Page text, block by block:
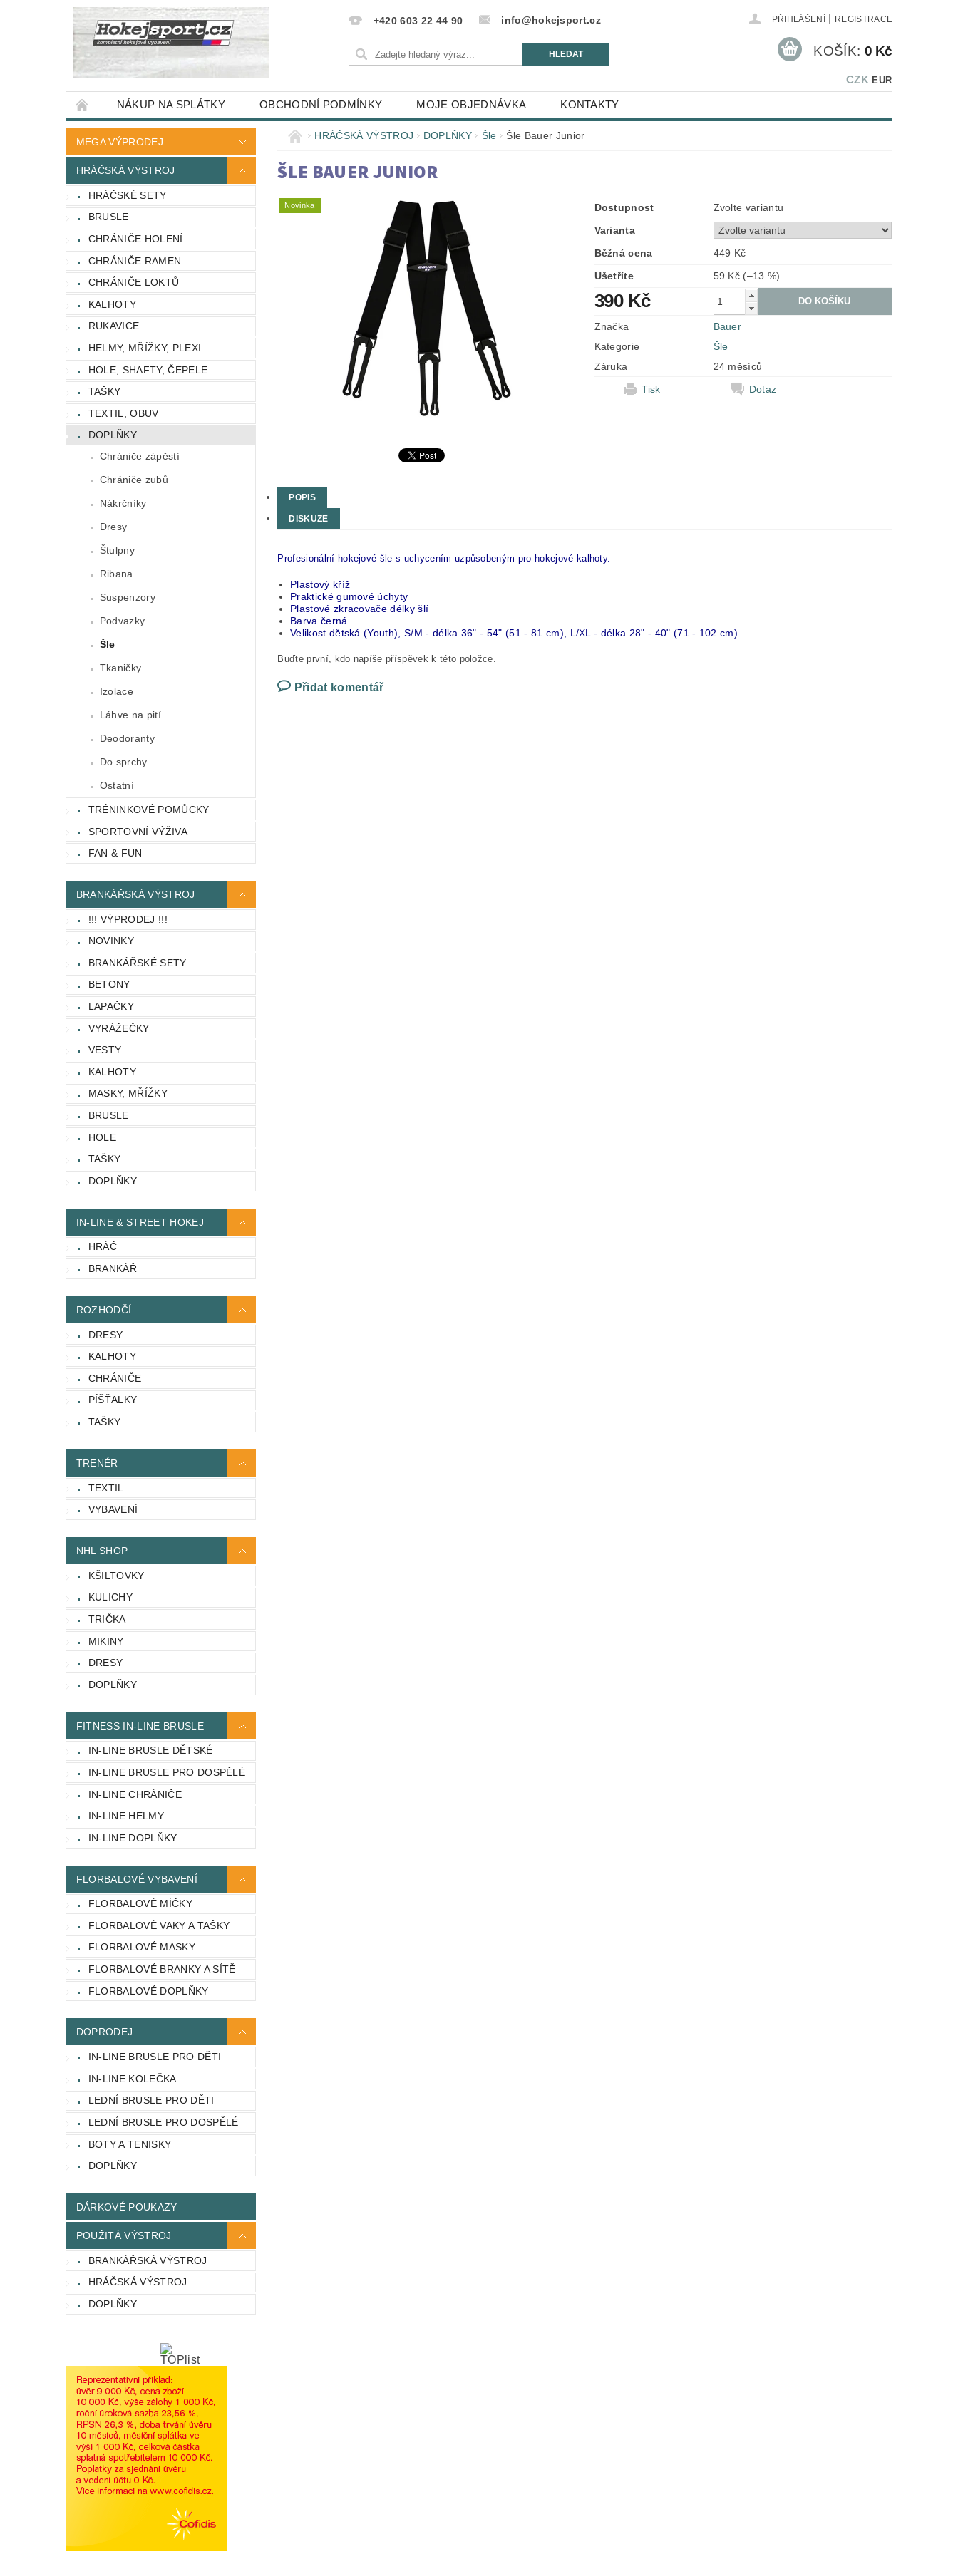
+420 603 22 44 90 info@hokejsport.cz PŘIHLÁŠENÍ REGISTRACE
CZK EUR
KOŠÍK: 0 Kč
NÁKUP NA SPLÁTKY OBCHODNÍ PODMÍNKY MOJE OBJEDNÁVKA KONTAKTY
MEGA VÝPRODEJ
HRÁČSKÁ VÝSTROJ
HRÁČSKÉ SETY
BRUSLE
CHRÁNIČE HOLENÍ
CHRÁNIČE RAMEN
CHRÁNIČE LOKTŮ
KALHOTY
RUKAVICE
HELMY, MŘÍŽKY, PLEXI
HOLE, SHAFTY, ČEPELE
TAŠKY
TEXTIL, OBUV
DOPLŇKY
Chrániče zápěstí
Chrániče zubů
Nákrčníky
Dresy
Štulpny
Ribana
Suspenzory
Podvazky
Šle
Tkaničky
Izolace
Láhve na pití
Deodoranty
Do sprchy
Ostatní
TRÉNINKOVÉ POMŮCKY
SPORTOVNÍ VÝŽIVA
FAN & FUN
BRANKÁŘSKÁ VÝSTROJ
!!! VÝPRODEJ !!!
NOVINKY
BRANKÁŘSKÉ SETY
BETONY
LAPAČKY
VYRÁŽEČKY
VESTY
KALHOTY
MASKY, MŘÍŽKY
BRUSLE
HOLE
TAŠKY
DOPLŇKY
IN-LINE & STREET HOKEJ
HRÁČ
BRANKÁŘ
ROZHODČÍ
DRESY
KALHOTY
CHRÁNIČE
PÍŠŤALKY
TAŠKY
TRENÉR
TEXTIL
VYBAVENÍ
NHL SHOP
KŠILTOVKY
KULICHY
TRIČKA
MIKINY
DRESY
DOPLŇKY
FITNESS IN-LINE BRUSLE
IN-LINE BRUSLE DĚTSKÉ
IN-LINE BRUSLE PRO DOSPĚLÉ
IN-LINE CHRÁNIČE
IN-LINE HELMY
IN-LINE DOPLŇKY
FLORBALOVÉ VYBAVENÍ
FLORBALOVÉ MÍČKY
FLORBALOVÉ VAKY A TAŠKY
FLORBALOVÉ MASKY
FLORBALOVÉ BRANKY A SÍTĚ
FLORBALOVÉ DOPLŇKY
DOPRODEJ
IN-LINE BRUSLE PRO DĚTI
IN-LINE KOLEČKA
LEDNÍ BRUSLE PRO DĚTI
LEDNÍ BRUSLE PRO DOSPĚLÉ
BOTY A TENISKY
DOPLŇKY
DÁRKOVÉ POUKAZY
POUŽITÁ VÝSTROJ
BRANKÁŘSKÁ VÝSTROJ
HRÁČSKÁ VÝSTROJ
DOPLŇKY
HRÁČSKÁ VÝSTROJ DOPLŇKY Šle Šle Bauer Junior
ŠLE BAUER JUNIOR
Novinka Dostupnost
Zvolte variantu
Varianta
Běžná cena
449 Kč
Ušetříte
59 Kč (–13 %)
390 Kč
Značka
Bauer
Kategorie
Šle
Záruka
24 měsíců
Tisk
Dotaz
POPIS
DISKUZE
Profesionální hokejové šle s uchycením uzpůsobeným pro hokejové kalhoty.
Plastový kříž
Praktické gumové úchyty
Plastové zkracovače délky šlí
Barva černá
Velikost dětská (Youth), S/M - délka 36" - 54" (51 - 81 cm), L/XL - délka 28" - 40" (71 - 102 cm)
Buďte první, kdo napíše příspěvek k této položce.
Přidat komentář